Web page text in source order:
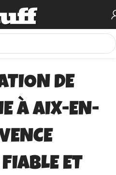
DE
À AIX-EN-
ET